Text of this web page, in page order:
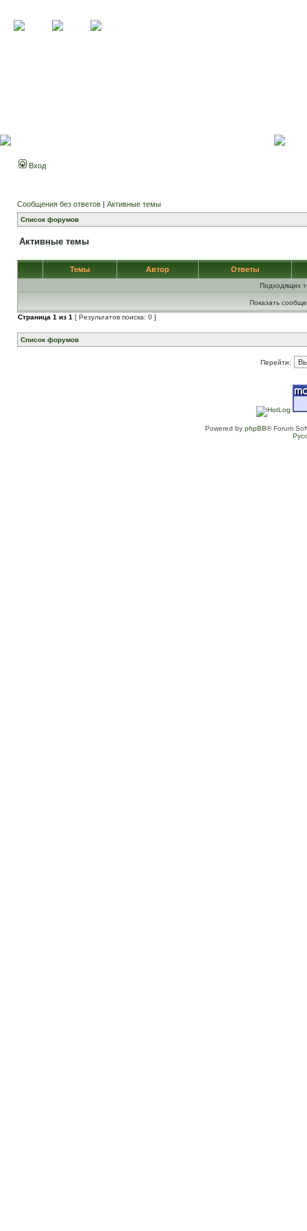
Вход
Сообщения без ответов | Активные темы
Список форумов
Активные темы
Темы Автор Ответы
Подходящих
Показать
Страница 1 из 1 [ Результатов поиска: 0 ]
Список форумов
Перейти:
Powered by phpBB® Forum